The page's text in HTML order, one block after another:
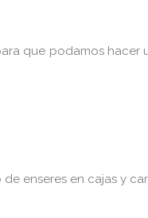
que podamos
enseres en cajas y